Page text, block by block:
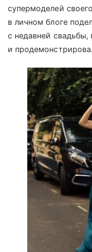
супермоделей
в личном блоге
с недавней свадьбы,
и